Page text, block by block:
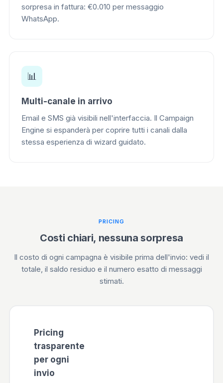
sorpresa in fattura: €0.010 per messaggio
WhatsApp.
📊
Multi-canale in arrivo
Email e SMS già visibili nell'interfaccia. Il Campaign
Engine si espanderà per coprire tutti i canali dalla
stessa esperienza di wizard guidato.
PRICING
Costi chiari, nessuna sorpresa
Il costo di ogni campagna è visibile prima dell'invio: vedi il
totale, il saldo residuo e il numero esatto di messaggi
stimati.
Pricing
trasparente
per ogni
invio